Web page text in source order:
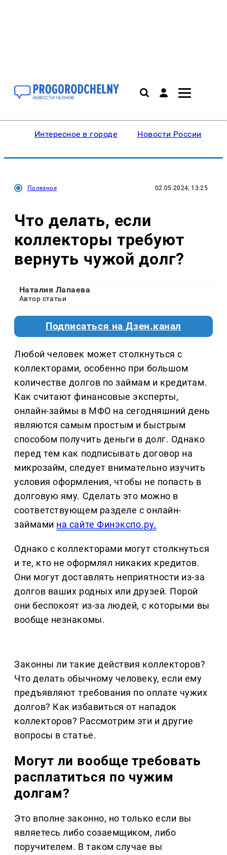
Интересное в городе Новости России
Полезное 02.05.2024, 13:25
Что делать, если
коллекторы требуют
вернуть чужой долг?
Наталия Лапаева
Автор статьи
Подписаться на Дзен.канал
Любой человек может столкнуться с
коллекторами, особенно при большом
количестве долгов по займам и кредитам.
Как считают финансовые эксперты,
онлайн-займы в МФО на сегодняшний день
являются самым простым и быстрым
способом получить деньги в долг. Однако
перед тем как подписывать договор на
микрозайм, следует внимательно изучить
условия оформления, чтобы не попасть в
долговую яму. Сделать это можно в
соответствующем разделе с онлайн-
займами на сайте Финэкспо.ру.
Однако с коллекторами могут столкнуться
и те, кто не оформлял никаких кредитов.
Они могут доставлять неприятности из-за
долгов ваших родных или друзей. Порой
они беспокоят из-за людей, с которыми вы
вообще незнакомы.
Законны ли такие действия коллекторов?
Что делать обычному человеку, если ему
предъявляют требования по оплате чужих
долгов? Как избавиться от нападок
коллекторов? Рассмотрим эти и другие
вопросы в статье.
Могут ли вообще требовать
расплатиться по чужим
долгам?
Это вполне законно, но только если вы
являетесь либо созаемщиком, либо
поручителем. В таком случае вы